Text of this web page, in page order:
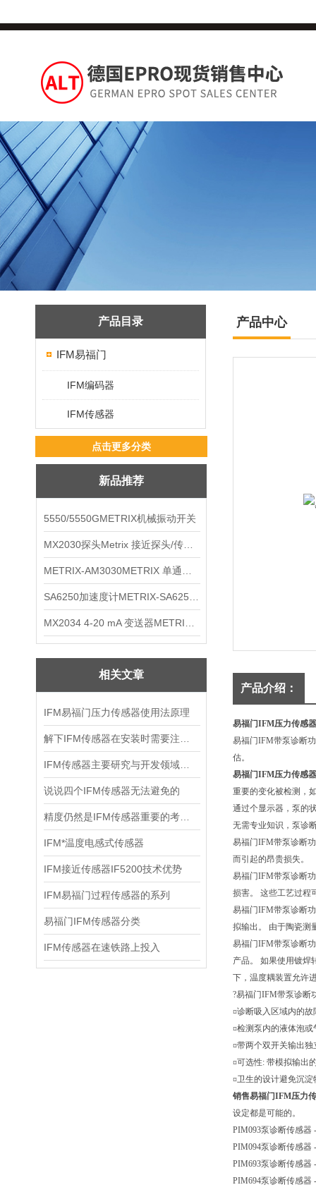
产品目录
IFM易福门
IFM编码器
IFM传感器
点击更多分类
新品推荐
5550/5550GMETRIX机械振动开关
相关文章
IFM易福门压力传感器使用法原理
说说四个IFM传感器无法避免的
IFM*温度电感式传感器
IFM接近传感器IF5200技术优势
IFM易福门过程传感器的系列
易福门IFM传感器分类
IFM传感器在速铁路上投入
产品中心
产品介绍：
易福门IFM压力传感
易福门IFM带泵诊断
估。
易福门IFM压力传感
重要的变化被检测，
通过个显示器，泵的
无需专业知识，泵诊
易福门IFM带泵诊断
而引起的昂贵损失。
易福门IFM带泵诊断
损害。 这些工艺过程
易福门IFM带泵诊断
拟输出。 由于陶瓷测
易福门IFM带泵诊断
产品。 如果使用镀焊
下，温度耦装置允许
?易福门IFM带泵诊断
¤诊断吸入区域内的
¤检测泵内的液体泡或
¤带两个双开关输出
¤可选性: 带模拟输出
¤卫生的设计避免沉
销售易福门IFM压力
设定都是可能的。
PIM093泵诊断传感器
PIM094泵诊断传感器
PIM693泵诊断传感器
PIM694泵诊断传感器